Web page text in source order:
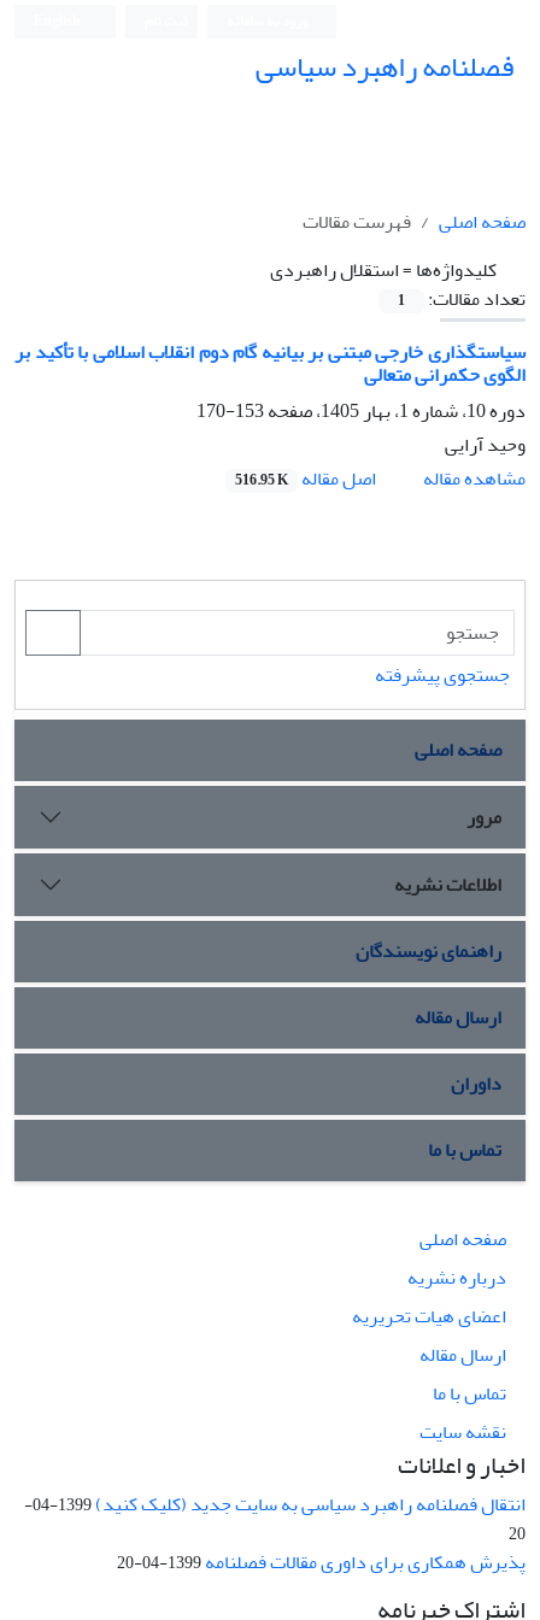
فصلنامه راهبرد سیاسی
صفحه اصلی
فهرست مقالات
کلیدواژه‌ها =استقلال راهبردی
تعداد مقالات:
1
سیاستگذاری خارجی مبتنی بر بیانیه گام دوم انقلاب اسلامی با تأکید بر
الگوی حکمرانی متعالی
دوره 10، شماره 1، بهار 1405، صفحه
153-170
وحید آرایی
مشاهده مقاله
اصل مقاله 516.95 K
جستجوی پیشرفته
صفحه اصلی
مرور
اطلاعات نشریه
راهنمای نویسندگان
ارسال مقاله
داوران
تماس با ما
صفحه اصلی
درباره نشریه
اعضای هیات تحریریه
ارسال مقاله
تماس با ما
نقشه سایت
اخبار و اعلانات
انتقال فصلنامه راهبرد سیاسی به سایت جدید (کلیک کنید)
1399-04-
20
پذیرش همکاری برای داوری مقالات فصلنامه1399-04-20
اشتراک خبرنامه